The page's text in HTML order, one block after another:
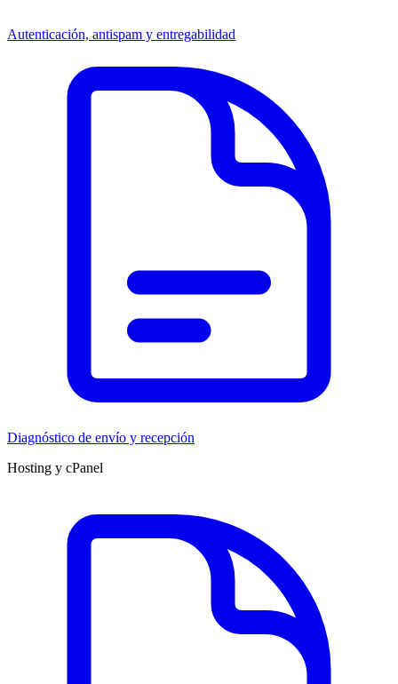
Autenticación, antispam y entregabilidad
Diagnóstico de envío y recepción
Hosting y cPanel